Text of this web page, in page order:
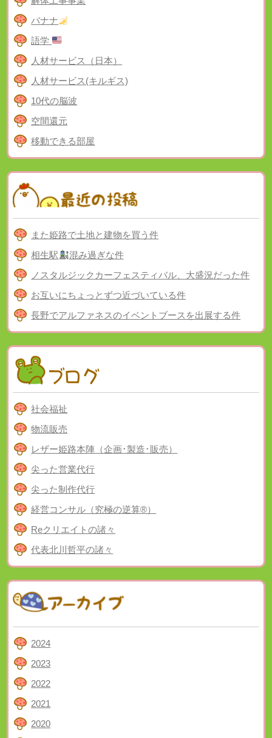
バナナ
語学
人材サービス（日本）
人材サービス(キルギス)
10代の脳波
空間還元
移動できる部屋
また姫路で土地と建物を買う件
相生駅
混み過ぎな件
ノスタルジックカーフェスティバル、大盛況だった件
お互いにちょっとずつ近づいている件
長野でアルファネスのイベントブースを出展する件
社会福祉
物流販売
レザー姫路本陣（企画･製造･販売）
尖った営業代行
尖った制作代行
経営コンサル（究極の逆算®）
Reクリエイトの諸々
代表北川哲平の諸々
2024
2023
2022
2021
2020